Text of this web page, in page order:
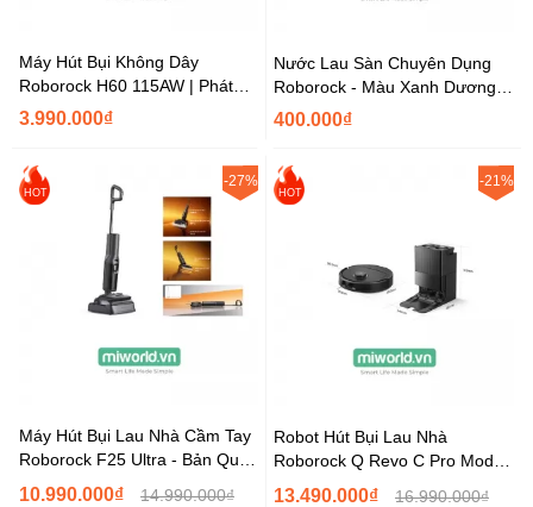
Máy Hút Bụi Không Dây
Roborock H60 115AW | Phát
Hiện Bụi Bằng Đèn Xanh
3.990.000₫
Nước Lau Sàn Chuyên Dụng
Roborock - Màu Xanh Dương
1L
400.000₫
HOT
-27%
Máy Hút Bụi Lau Nhà Cầm Tay
Roborock F25 Ultra - Bản Quốc
Tế
10.990.000₫ 14.990.000₫
HOT
-21%
Robot Hút Bụi Lau Nhà
Roborock Q Revo C Pro Model
2025 – Bản Quốc...
13.490.000₫ 16.990.000₫